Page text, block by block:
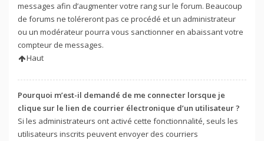
messages afin d’augmenter votre rang sur le forum. Beaucoup
de forums ne toléreront pas ce procédé et un administrateur
ou un modérateur pourra vous sanctionner en abaissant votre
compteur de messages.
Haut
Pourquoi m’est-il demandé de me connecter lorsque je
clique sur le lien de courrier électronique d’un utilisateur ?
Si les administrateurs ont activé cette fonctionnalité, seuls les
utilisateurs inscrits peuvent envoyer des courriers